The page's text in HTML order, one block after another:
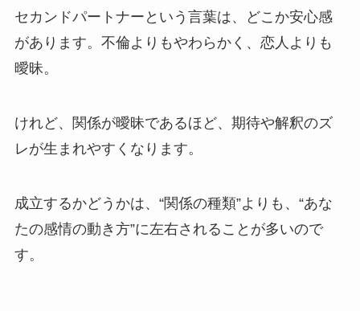
セカンドパートナーという言葉は、どこか安心感
があります。不倫よりもやわらかく、恋人よりも
曖昧。
けれど、関係が曖昧であるほど、期待や解釈のズ
レが生まれやすくなります。
成立するかどうかは、“関係の種類”よりも、“あな
たの感情の動き方”に左右されることが多いので
す。